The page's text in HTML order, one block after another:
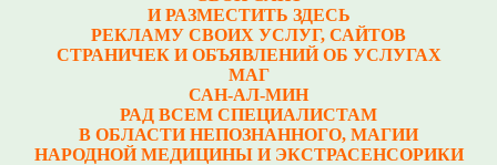
И РАЗМЕСТИТЬ ЗДЕСЬ
РЕКЛАМУ СВОИХ УСЛУГ, САЙТОВ
СТРАНИЧЕК И ОБЪЯВЛЕНИЙ ОБ УСЛУГАХ
МАГ
САН-АЛ-МИН
РАД ВСЕМ СПЕЦИАЛИСТАМ
В ОБЛАСТИ НЕПОЗНАННОГО, МАГИИ
НАРОДНОЙ МЕДИЦИНЫ И ЭКСТРАСЕНСОРИКИ